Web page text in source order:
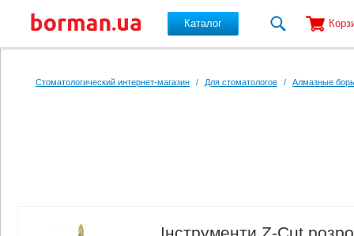
Каталог
Стоматологический интернет-магазин / Для стоматологов / Алмазные